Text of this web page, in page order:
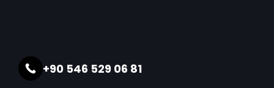
+90 546 529 06 81